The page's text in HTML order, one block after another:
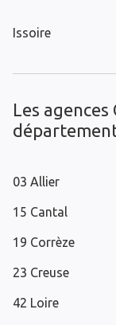
Issoire
Les agences
03 Allier
15 Cantal
19 Corrèze
23 Creuse
42 Loire